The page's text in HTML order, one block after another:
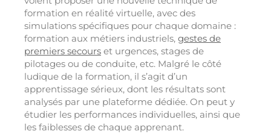
formation en réalité virtuelle, avec des
simulations spécifiques pour chaque domaine :
formation aux métiers industriels, gestes de
premiers secours et urgences, stages de
pilotages ou de conduite, etc. Malgré le côté
ludique de la formation, il s’agit d’un
apprentissage sérieux, dont les résultats sont
analysés par une plateforme dédiée. On peut y
étudier les performances individuelles, ainsi que
les faiblesses de chaque apprenant.